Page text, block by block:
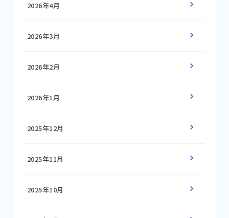
2026年4月
2026年3月
2026年2月
2026年1月
2025年12月
2025年11月
2025年10月